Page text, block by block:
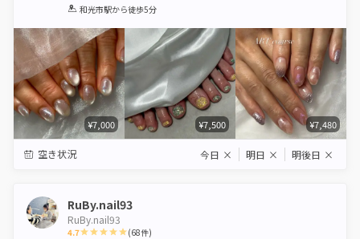
1 2 3 4 5
和光市駅から徒歩5分
¥7,000 ¥7,500 ¥7,480
空き状況 今日 × 明日 × 明後日 ×
RuBy.nail93
RuBy.nail93
4.7 (68件)